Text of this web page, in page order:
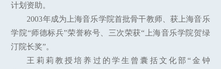
计划资助。
2003年成为上海音乐学院首批骨干教师、获上海音乐
学院“师德标兵”荣誉称号、三次荣获“上海音乐学院贺绿
汀院长奖”。
王莉莉教授培养过的学生曾囊括文化部“金钟